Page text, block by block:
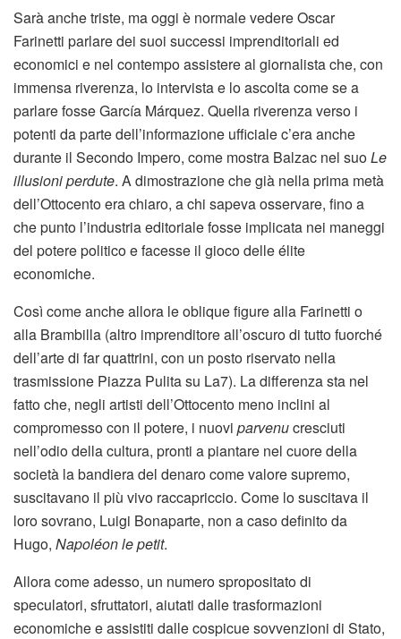
Sarà anche triste, ma oggi è normale vedere Oscar
Farinetti parlare dei suoi successi imprenditoriali ed
economici e nel contempo assistere al giornalista che, con
immensa riverenza, lo intervista e lo ascolta come se a
parlare fosse García Márquez. Quella riverenza verso i
potenti da parte dell’informazione ufficiale c’era anche
durante il Secondo Impero, come mostra Balzac nel suoLe
illusioni perdute. A dimostrazione che già nella prima metà
dell’Ottocento era chiaro, a chi sapeva osservare, fino a
che punto l’industria editoriale fosse implicata nei maneggi
del potere politico e facesse il gioco delle élite
economiche.
Così come anche allora le oblique figure alla Farinetti o
alla Brambilla (altro imprenditore all’oscuro di tutto fuorché
dell’arte di far quattrini, con un posto riservato nella
trasmissione Piazza Pulita su La7). La differenza sta nel
fatto che, negli artisti dell’Ottocento meno inclini al
compromesso con il potere, i nuovi parvenucresciuti
nell’odio della cultura, pronti a piantare nel cuore della
società la bandiera del denaro come valore supremo,
suscitavano il più vivo raccapriccio. Come lo suscitava il
loro sovrano, Luigi Bonaparte, non a caso definito da
Hugo, Napoléon le petit.
Allora come adesso, un numero spropositato di
speculatori, sfruttatori, aiutati dalle trasformazioni
economiche e assistiti dalle cospicue sovvenzioni di Stato,